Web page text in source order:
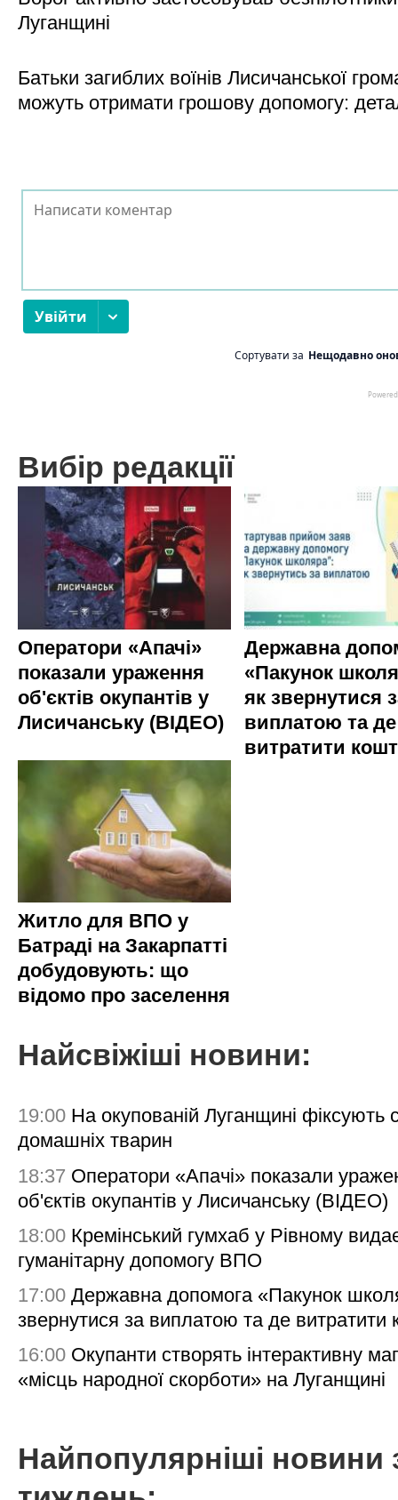
Луганщині
Батьки загиблих воїнів Лисичанської
можуть отримати грошову допомогу:
Вибір редакції
Оператори «Апачі»
показали ураження
об'єктів окупантів у
Лисичанську (ВІДЕО)
Державна
«Пакунок
як звернутися
виплатою та де
витратити
Житло для ВПО у
Батраді на Закарпатті
добудовують: що
відомо про заселення
Найсвіжіші новини:
19:00 На окупованій Луганщині фіксують
домашніх тварин
18:37 Оператори «Апачі» показали
об'єктів окупантів у Лисичанську (ВІДЕО)
18:00 Кремінський гумхаб у Рівному
гуманітарну допомогу ВПО
17:00 Державна допомога «Пакунок
звернутися за виплатою та де витратити
16:00 Окупанти створять інтерактивну
«місць народної скорботи» на Луганщині
Найпопулярніші новини